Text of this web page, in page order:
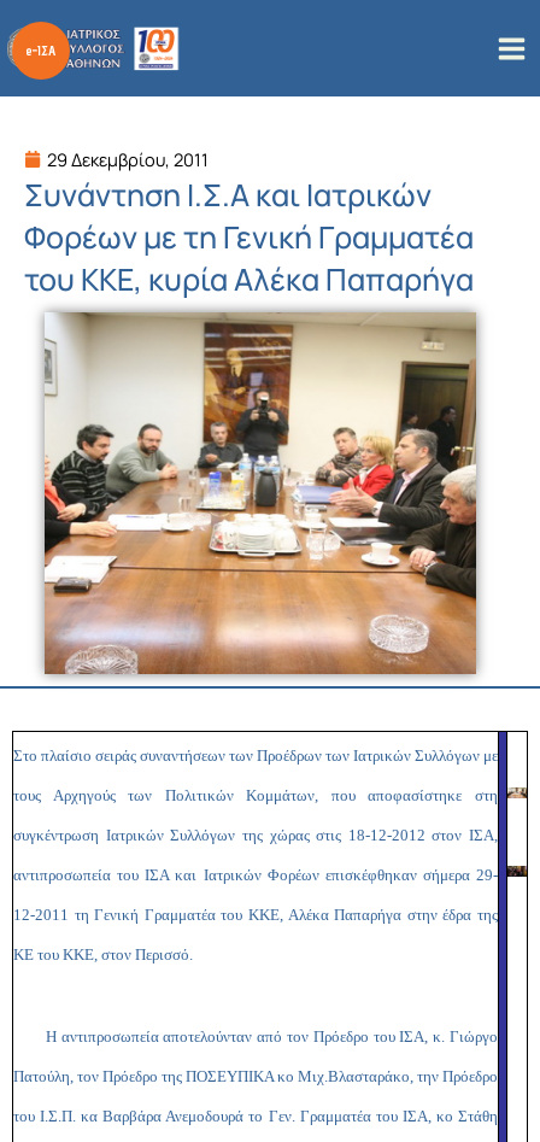
στο
περιεχόμενο
29 Δεκεμβρίου, 2011
Συνάντηση Ι.Σ.Α και Ιατρικών
Φορέων με τη Γενική Γραμματέα
του ΚΚΕ, κυρία Αλέκα Παπαρήγα
Στο πλαίσιο σειράς συναντήσεων των Προέδρων των Ιατρικών Συλλόγων με
τους Αρχηγούς των Πολιτικών Κομμάτων, που αποφασίστηκε στη
συγκέντρωση Ιατρικών Συλλόγων της χώρας στις 18-12-2012 στον ΙΣΑ,
αντιπροσωπεία του ΙΣΑ και Ιατρικών Φορέων επισκέφθηκαν σήμερα 29-
12-2011 τη Γενική Γραμματέα του ΚΚΕ, Αλέκα Παπαρήγα στην έδρα της
ΚΕ του ΚΚΕ, στον Περισσό.
Η αντιπροσωπεία αποτελούνταν από τον Πρόεδρο του ΙΣΑ, κ. Γιώργο
Πατούλη, τον Πρόεδρο της ΠΟΣΕΥΠΙΚΑ κο Μιχ.Βλασταράκο, την Πρόεδρο
του Ι.Σ.Π. κα Βαρβάρα Ανεμοδουρά το Γεν. Γραμματέα του ΙΣΑ, κο Στάθη